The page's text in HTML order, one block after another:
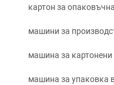
картон за
машини за
машина за картонени
машина за упаковка